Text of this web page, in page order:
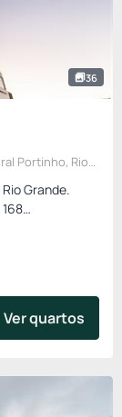
36
Grande.
academia,
Ver quartos